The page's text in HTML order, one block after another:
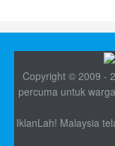
Copyright © 2009 -
percuma untuk
IklanLah! Malaysia